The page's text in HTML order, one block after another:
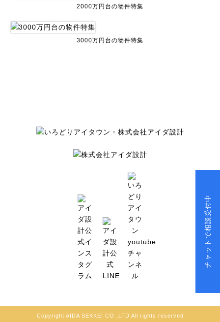
2000万円台の物件特集
3000万円台の物件特集
Copyright AIDA SEKKEI CO.,LTD All rights reserved
チャットで相談受付中